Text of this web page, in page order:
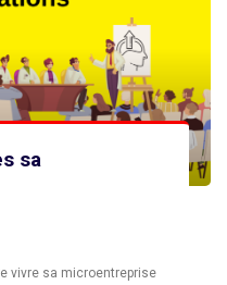
sa
vivre sa microentreprise